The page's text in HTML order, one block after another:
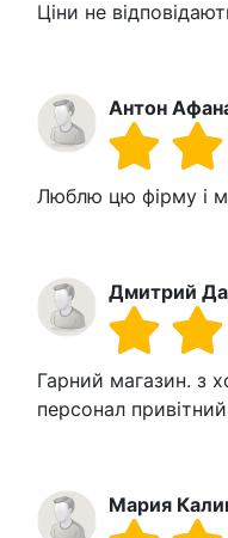
Ціни не
Антон
Люблю цю фірму і
Дмитрий
Гарний магазин. з
персонал привітний
Мария